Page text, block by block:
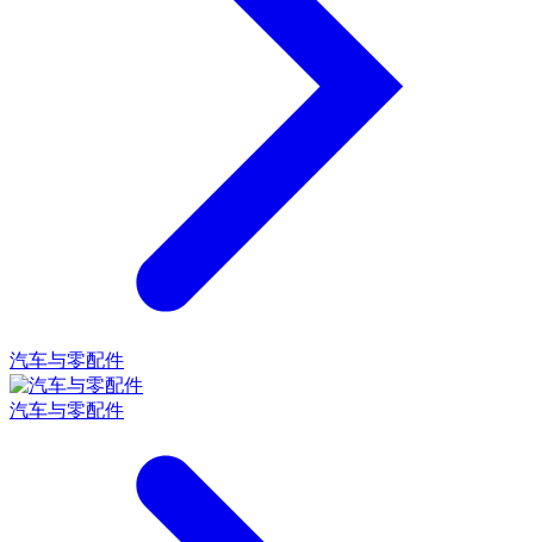
汽车与零配件
汽车与零配件